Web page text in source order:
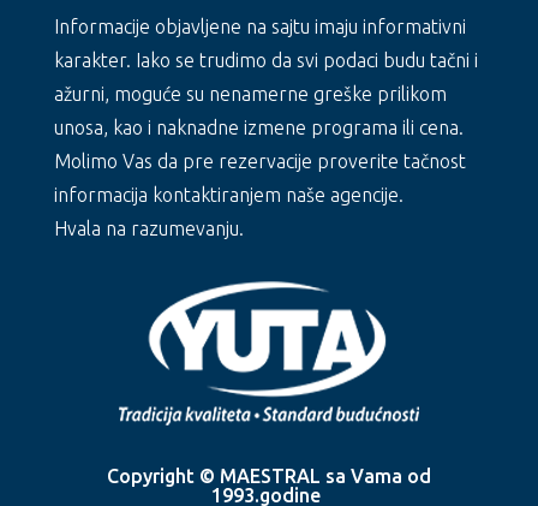
Informacije objavljene na sajtu imaju informativni
karakter. Iako se trudimo da svi podaci budu tačni i
ažurni, moguće su nenamerne greške prilikom
unosa, kao i naknadne izmene programa ili cena.
Molimo Vas da pre rezervacije proverite tačnost
informacija kontaktiranjem naše agencije.
Hvala na razumevanju.
Copyright © MAESTRAL sa Vama od
1993.godine